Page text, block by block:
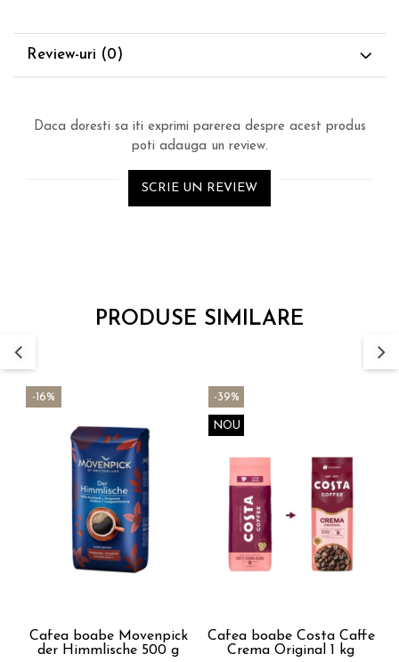
Review-uri (0)
Daca doresti sa iti exprimi parerea despre acest produs
poti adauga un review.
SCRIE UN REVIEW
PRODUSE SIMILARE
-16%
Cafea boabe Movenpick
der Himmlische 500 g
-39%
NOU
Cafea boabe Costa Caffe
Crema Original 1 kg